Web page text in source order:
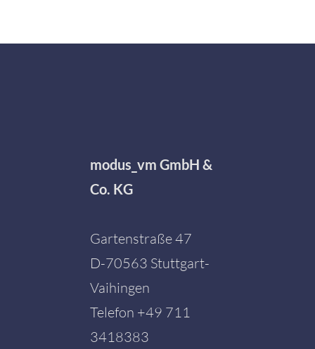
modus_vm GmbH &
Co. KG
Gartenstraße 47
D-70563 Stuttgart-
Vaihingen
Telefon +49 711
3418383